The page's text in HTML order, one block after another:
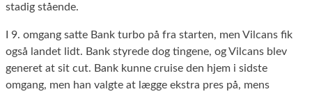
stadig stående.
I 9. omgang satte Bank turbo på fra starten, men Vilcans fik
også landet lidt. Bank styrede dog tingene, og Vilcans blev
generet at sit cut. Bank kunne cruise den hjem i sidste
omgang, men han valgte at lægge ekstra pres på, mens